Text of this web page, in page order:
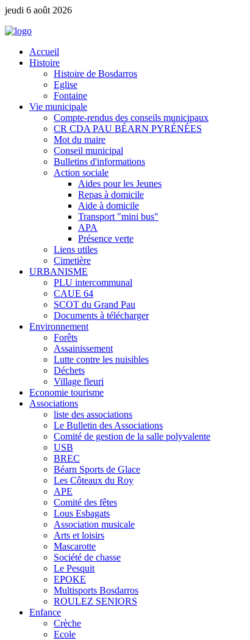
jeudi 6 août 2026
Accueil
Histoire
Histoire de Bosdarros
Eglise
Fontaine
Vie municipale
Compte-rendus des conseils municipaux
CR CDA PAU BÉARN PYRÉNÉES
Mot du maire
Conseil municipal
Bulletins d'informations
Action sociale
Aides pour les Jeunes
Repas à domicile
Aide à domicile
Transport "mini bus"
APA
Présence verte
Liens utiles
Cimetière
URBANISME
PLU intercommunal
CAUE 64
SCOT du Grand Pau
Documents à télécharger
Environnement
Forêts
Assainissement
Lutte contre les nuisibles
Déchets
Village fleuri
Economie tourisme
Associations
liste des associations
Le Bulletin des Associations
Comité de gestion de la salle polyvalente
USB
BREC
Béarn Sports de Glace
Les Côteaux du Roy
APE
Comité des fêtes
Lous Esbagats
Association musicale
Arts et loisirs
Mascarotte
Société de chasse
Le Pesquit
EPOKE
Multisports Bosdarros
ROULEZ SENIORS
Enfance
Crèche
Ecole